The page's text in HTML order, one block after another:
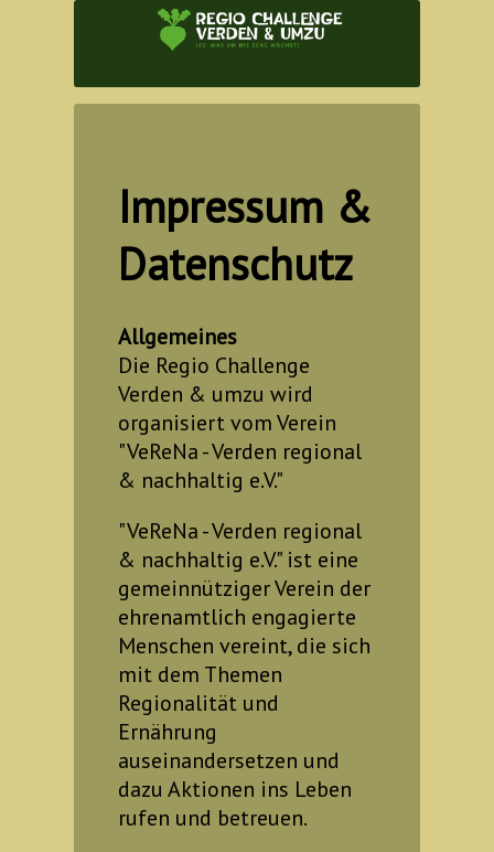
Impressum &
Datenschutz
Allgemeines
Die Regio Challenge
Verden & umzu wird
organisiert vom Verein
"VeReNa - Verden regional
& nachhaltig e.V."
"VeReNa - Verden regional
& nachhaltig e.V." ist eine
gemeinnütziger Verein der
ehrenamtlich engagierte
Menschen vereint, die sich
mit dem Themen
Regionalität und
Ernährung
auseinandersetzen und
dazu Aktionen ins Leben
rufen und betreuen.